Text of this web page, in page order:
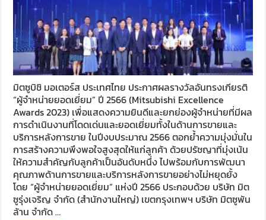
มิตซูบิชิ มอเตอร์ส ประเทศไทย ประกาศผลรางวัลอันทรงเกียรติ
“ผู้จำหน่ายยอดเยี่ยม” ปี 2566 (Mitsubishi Excellence
Awards 2023) เพื่อแสดงความยินดีและยกย่องผู้จำหน่ายที่มีผล
การดำเนินงานที่โดดเด่นและยอดเยี่ยมทั้งในด้านการขายและ
บริการหลังการขาย ในปีงบประมาณ 2566 ตอกย้ำความมุ่งมั่นใน
การสร้างความพึงพอใจสูงสุดให้แก่ลูกค้า ด้วยปรัชญาที่มุ่งเน้น
ให้ความสำคัญกับลูกค้าเป็นอันดับหนึ่ง ไปพร้อมกับการพัฒนา
คุณภาพด้านการขายและบริการหลังการขายอย่างไม่หยุดยั้ง
โดย “ผู้จำหน่ายยอดเยี่ยม” แห่งปี 2566 ประกอบด้วย บริษัท มิต
ซูรุ่งเจริญ จำกัด (สำนักงานใหญ่) เขตกรุงเทพฯ บริษัท มิตซูพัน
ล้าน จำกัด …